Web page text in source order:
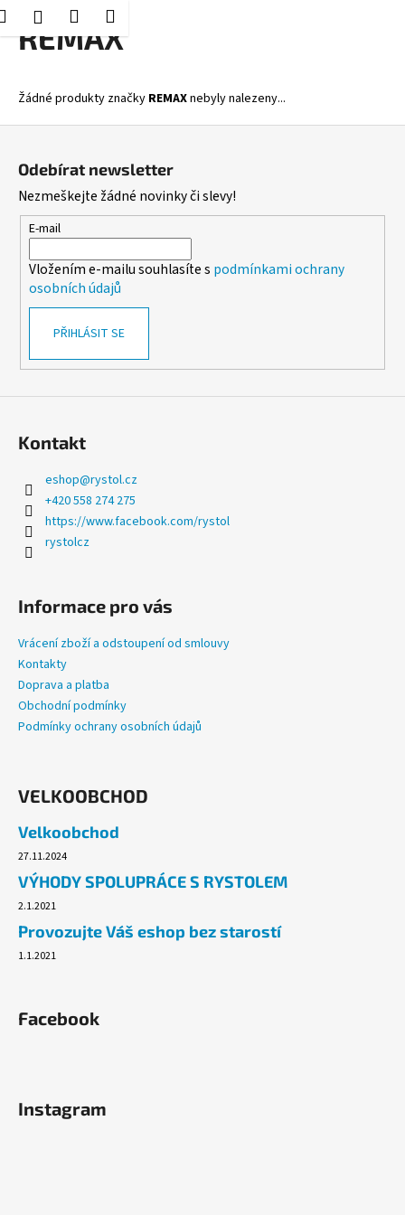
Přejít
HledatPřihlášení
Nákupní
košík
Menu
REMAX
Žádné produkty značky REMAXnebyly nalezeny...
K
o
Zpět
Zpět
C
o
o
t
ř
e
b
u
n
j
t
?
HLEDAT
D
o
p
u
u
j
e
m
e
PLYNOVÁ
190G,
PROPICHOVACÍ,
Původně:
Odebírat newsletter
Nezmeškejte žádné novinky či slevy!
E-mail
Vložením e-mailu souhlasíte s podmínkami ochrany
osobních údajů
PŘIHLÁSIT SE
Kontakt
eshop@rystol.cz
+420 558 274 275
https://www.facebook.com/rystol
rystolcz
Informace pro vás
Vrácení zboží a odstoupení od smlouvy
Kontakty
Doprava a platba
Obchodní podmínky
Podmínky ochrany osobních údajů
VELKOOBCHOD
Velkoobchod
27.11.2024
VÝHODY SPOLUPRÁCE S RYSTOLEM
2.1.2021
Provozujte Váš eshop bez starostí
1.1.2021
Facebook
Instagram